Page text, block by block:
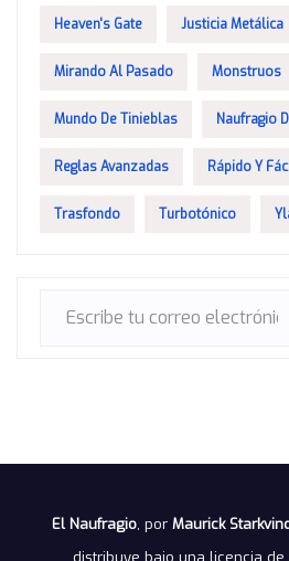
Heaven's Gate Justicia Metálica
Mirando Al Pasado Monstruos
Mundo De Tinieblas Naufragio
Reglas Avanzadas Rápido Y
Trasfondo Turbotónico
El Naufragio, por Maurick
distribuye bajo una licencia de